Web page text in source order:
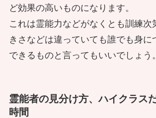
霊能者が語る声の変化！電話
きた不思議な霊視体験
なぜ、神様に惚れられると長
ないのか
海外修行中の霊媒師・千鶴さ
霊視を通して知る哲君の帰省と
への道
占い師になりたい人が急増!?
いブームに現役占い師が物申
０年以上のベテランに健康や
勘違い男から受けた呪いを除霊
讐完了
ど効果の高いものになります。
これは霊能力などがなくとも訓練次
きさなどは違っていても誰でも身に
できるものと言ってもいいでしょう。
霊能者の見分け方、ハイクラス
時間